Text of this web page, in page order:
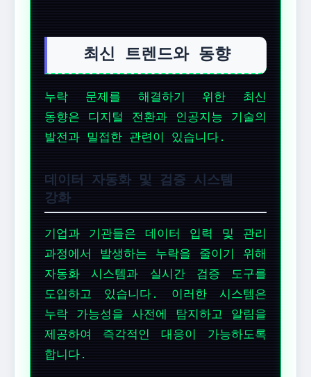
최신 트렌드와 동향
누락 문제를 해결하기 위한 최신
동향은 디지털 전환과 인공지능 기술의
발전과 밀접한 관련이 있습니다.
데이터 자동화 및 검증 시스템
강화
기업과 기관들은 데이터 입력 및 관리
과정에서 발생하는 누락을 줄이기 위해
자동화 시스템과 실시간 검증 도구를
도입하고 있습니다. 이러한 시스템은
누락 가능성을 사전에 탐지하고 알림을
제공하여 즉각적인 대응이 가능하도록
합니다.